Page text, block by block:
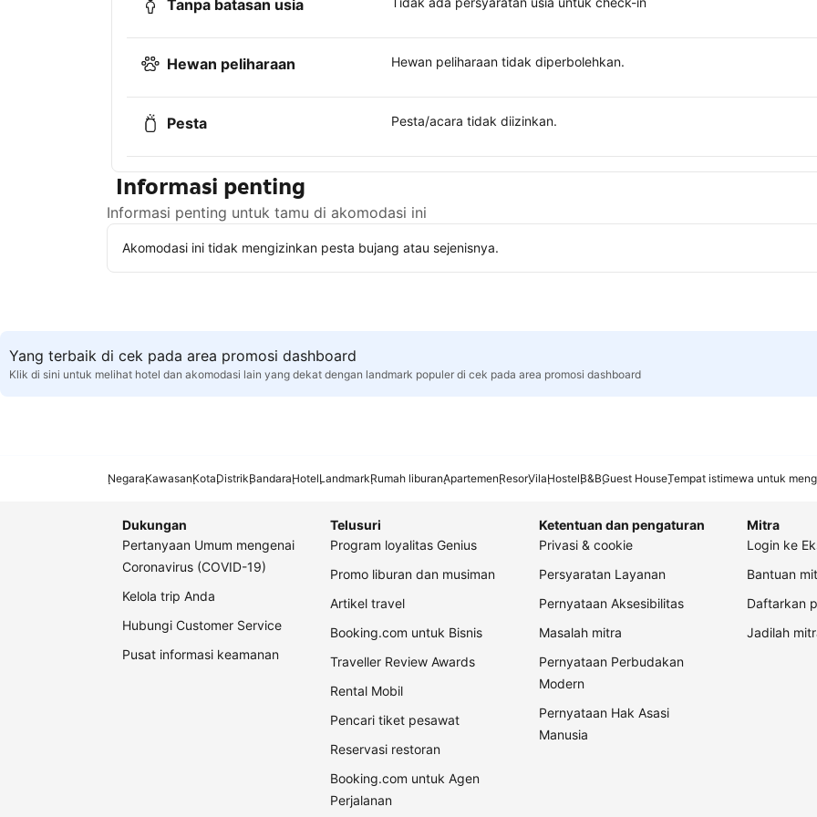
Tanpa batasan usia
Hewan peliharaan Hewan peliharaan tidak diperbolehkan.
Pesta Pesta/acara tidak diizinkan.
Informasi penting
Informasi penting untuk tamu di akomodasi ini
Akomodasi ini tidak mengizinkan pesta bujang atau sejenisnya.
Yang terbaik di cek pada area promosi dashboard
Klik di sini untuk melihat hotel dan akomodasi lain yang dekat dengan landmark populer di cek pada area promosi dashboard
NegaraKawasanKotaDistrikBandaraHotelLandmarkRumah liburanApartemenResorVilaHostelB&BGuest HouseTempat istimewa untuk
Dukungan
Pertanyaan Umum mengenai
Coronavirus (COVID-19)
Kelola trip Anda
Hubungi Customer Service
Pusat informasi keamanan
Telusuri
Program loyalitas Genius
Promo liburan dan musiman
Artikel travel
Booking.com untuk Bisnis
Traveller Review Awards
Rental Mobil
Pencari tiket pesawat
Reservasi restoran
Booking.com untuk Agen
Perjalanan
Ketentuan dan pengaturan
Privasi & cookie
Persyaratan Layanan
Pernyataan Aksesibilitas
Masalah mitra
Pernyataan Perbudakan
Modern
Pernyataan Hak Asasi
Manusia
Mitra
Login ke
Bantuan
Daftarkan
Jadilah